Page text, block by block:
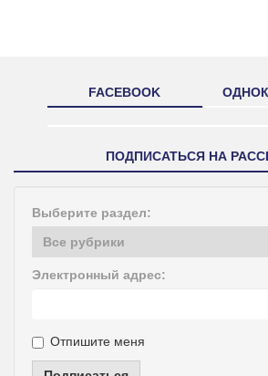
FACEBOOK
ПОДПИСАТЬСЯ НА
Выберите раздел:
Электронный адрес:
Отпишите меня